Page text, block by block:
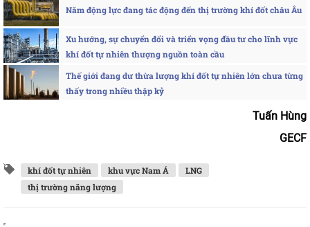
Năm động lực đang tác động đến thị trường khí đốt châu Âu
Xu hướng, sự chuyển đổi và triển vọng đầu tư cho lĩnh vực
khí đốt tự nhiên thượng nguồn toàn cầu
Thế giới đang dư thừa lượng khí đốt tự nhiên lớn chưa từng
thấy trong nhiều thập kỷ
Tuấn Hùng
GECF
khí đốt tự nhiên khu vực Nam Á
LNG
thị trường năng lượng